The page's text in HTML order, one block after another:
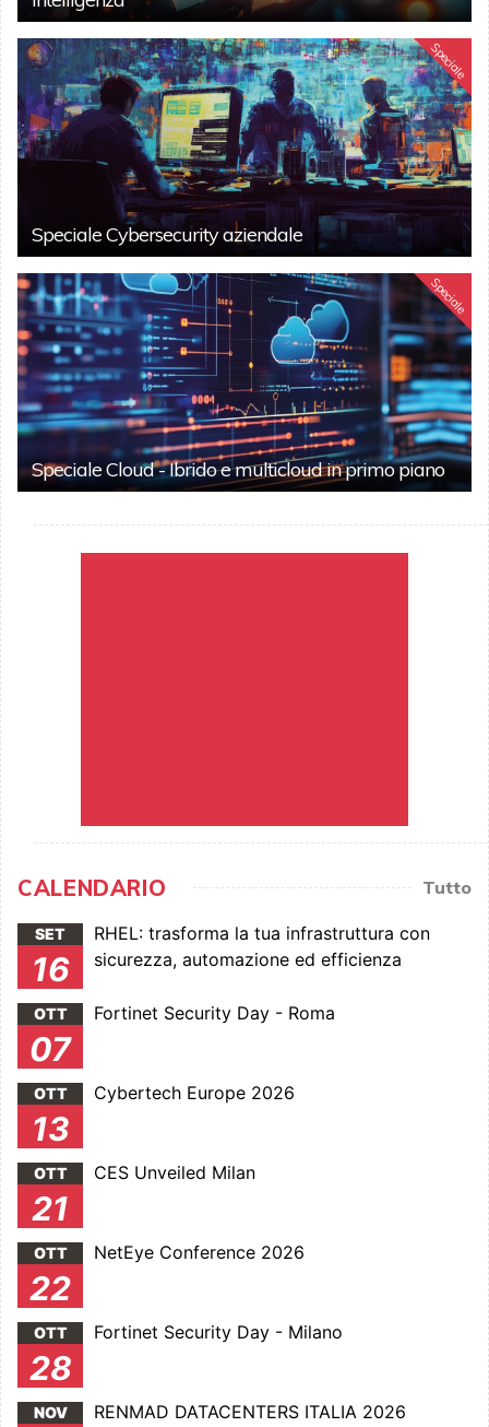
Speciale
Speciale Cybersecurity aziendale
Speciale
Speciale Cloud - Ibrido e multicloud in primo piano
CALENDARIO Tutto
SET
16
RHEL: trasforma la tua infrastruttura con
sicurezza, automazione ed efficienza
OTT
07
Fortinet Security Day - Roma
OTT
13
Cybertech Europe 2026
OTT
21
CES Unveiled Milan
OTT
22
NetEye Conference 2026
OTT
28
Fortinet Security Day - Milano
NOV RENMAD DATACENTERS ITALIA 2026